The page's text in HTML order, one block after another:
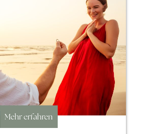
Mehr erfahren